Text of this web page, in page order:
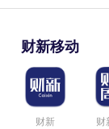
财新移动
财新 财